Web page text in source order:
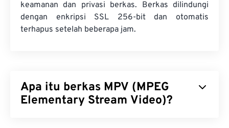
keamanan dan privasi berkas. Berkas dilindungi
dengan enkripsi SSL 256-bit dan otomatis
terhapus setelah beberapa jam.
Apa itu berkas MPV (MPEG
Elementary Stream Video)?